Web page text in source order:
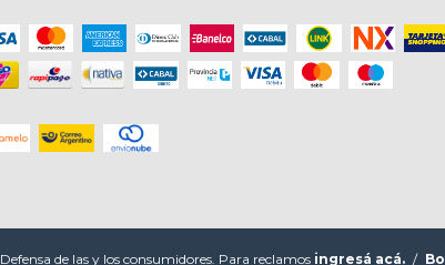
Defensa de las y los consumidores. Para reclamos ingresá acá. /